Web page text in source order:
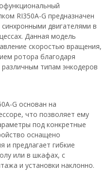
RI350A-G предназначен
двигателями в
Данная модель
скоростью вращения,
ротора благодаря
типам энкодеров
G основан на
что позволяет ему
под конкретные
оснащено
и предлагает гибкие
или в шкафах, с
и установки наклонно.